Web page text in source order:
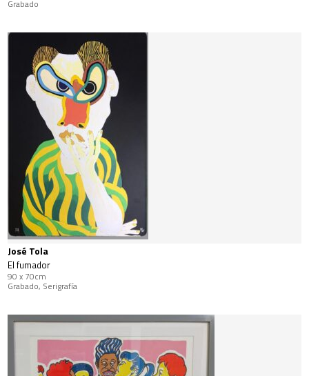
Grabado
José Tola
El fumador
90 x 70cm
Grabado, Serigrafía